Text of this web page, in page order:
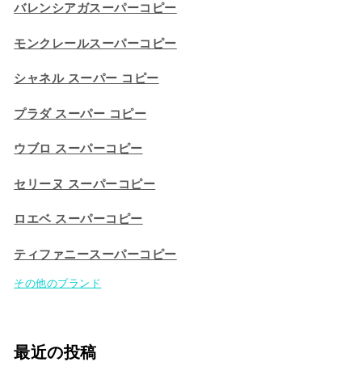
バレンシアガスーパーコピー
モンクレールスーパーコピー
シャネル スーパー コピー
プラダ スーパー コピー
ウブロ スーパーコピー
セリーヌ スーパーコピー​
ロエベ スーパーコピー
ティファニースーパーコピー
その他のブランド
最近の投稿